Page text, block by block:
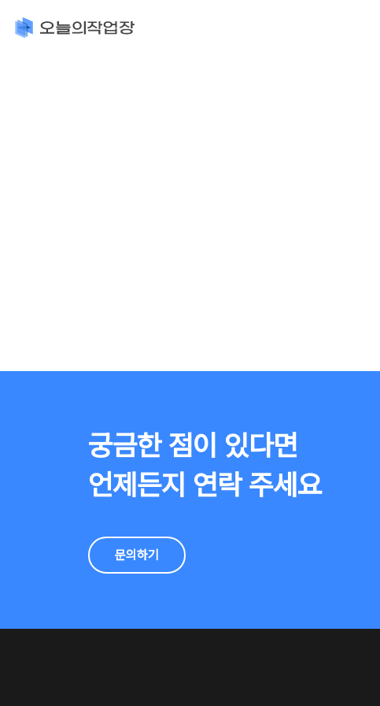
궁금한 점이 있다면
언제든지 연락 주세요
문의하기